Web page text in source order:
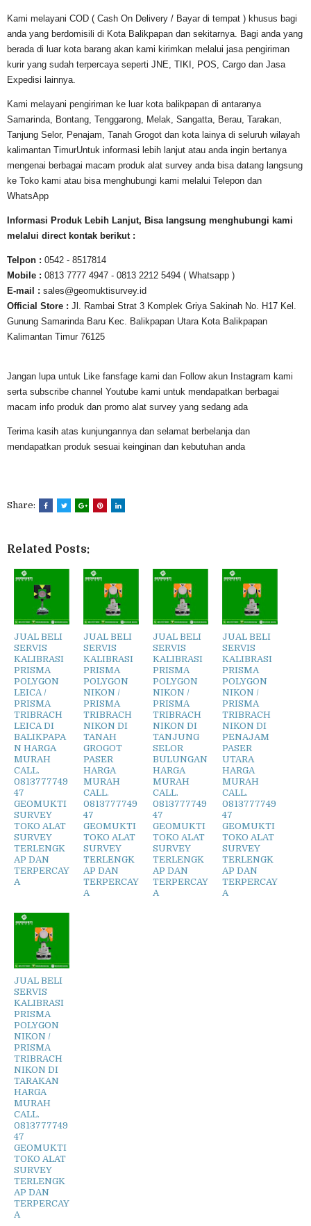
Kami melayani COD ( Cash On Delivery / Bayar di tempat ) khusus bagi
anda yang berdomisili di Kota Balikpapan dan sekitarnya. Bagi anda yang
berada di luar kota barang akan kami kirimkan melalui jasa pengiriman
kurir yang sudah terpercaya seperti JNE, TIKI, POS, Cargo dan Jasa
Expedisi lainnya.
Kami melayani pengiriman ke luar kota balikpapan di antaranya
Samarinda, Bontang, Tenggarong, Melak, Sangatta, Berau, Tarakan,
Tanjung Selor, Penajam, Tanah Grogot dan kota lainya di seluruh wilayah
kalimantan TimurUntuk informasi lebih lanjut atau anda ingin bertanya
mengenai berbagai macam produk alat survey anda bisa datang langsung
ke Toko kami atau bisa menghubungi kami melalui Telepon dan
WhatsApp
Informasi Produk Lebih Lanjut, Bisa langsung menghubungi kami
melalui direct kontak berikut :
Telpon : 0542 - 8517814
Mobile : 0813 7777 4947 - 0813 2212 5494 ( Whatsapp )
E-mail : sales@geomuktisurvey.id
Official Store : Jl. Rambai Strat 3 Komplek Griya Sakinah No. H17 Kel.
Gunung Samarinda Baru Kec. Balikpapan Utara Kota Balikpapan
Kalimantan Timur 76125
Jangan lupa untuk Like fansfage kami dan Follow akun Instagram kami
serta subscribe channel Youtube kami untuk mendapatkan berbagai
macam info produk dan promo alat survey yang sedang ada
Terima kasih atas kunjungannya dan selamat berbelanja dan
mendapatkan produk sesuai keinginan dan kebutuhan anda
Share:
Related Posts:
JUAL BELI
SERVIS
KALIBRASI
PRISMA
POLYGON
LEICA /
PRISMA
TRIBRACH
LEICA DI
BALIKPAPA
N HARGA
MURAH
CALL.
0813777749
47
GEOMUKTI
SURVEY
TOKO ALAT
SURVEY
TERLENGK
AP DAN
TERPERCAY
A
JUAL BELI
SERVIS
KALIBRASI
PRISMA
POLYGON
NIKON /
PRISMA
TRIBRACH
NIKON DI
TANAH
GROGOT
PASER
HARGA
MURAH
CALL.
0813777749
47
GEOMUKTI
TOKO ALAT
SURVEY
TERLENGK
AP DAN
TERPERCAY
A
JUAL BELI
SERVIS
KALIBRASI
PRISMA
POLYGON
NIKON /
PRISMA
TRIBRACH
NIKON DI
TANJUNG
SELOR
BULUNGAN
HARGA
MURAH
CALL.
0813777749
47
GEOMUKTI
TOKO ALAT
SURVEY
TERLENGK
AP DAN
TERPERCAY
A
JUAL BELI
SERVIS
KALIBRASI
PRISMA
POLYGON
NIKON /
PRISMA
TRIBRACH
NIKON DI
PENAJAM
PASER
UTARA
HARGA
MURAH
CALL.
0813777749
47
GEOMUKTI
TOKO ALAT
SURVEY
TERLENGK
AP DAN
TERPERCAY
A
JUAL BELI
SERVIS
KALIBRASI
PRISMA
POLYGON
NIKON /
PRISMA
TRIBRACH
NIKON DI
TARAKAN
HARGA
MURAH
CALL.
0813777749
47
GEOMUKTI
TOKO ALAT
SURVEY
TERLENGK
AP DAN
TERPERCAY
A